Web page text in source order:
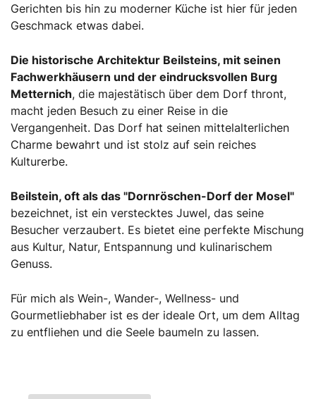
Gerichten bis hin zu moderner Küche ist hier für jeden
Geschmack etwas dabei.
Die historische Architektur Beilsteins, mit seinen
Fachwerkhäusern und der eindrucksvollen Burg
Metternich, die majestätisch über dem Dorf thront,
macht jeden Besuch zu einer Reise in die
Vergangenheit. Das Dorf hat seinen mittelalterlichen
Charme bewahrt und ist stolz auf sein reiches
Kulturerbe.
Beilstein, oft als das "Dornröschen-Dorf der Mosel"
bezeichnet, ist ein verstecktes Juwel, das seine
Besucher verzaubert. Es bietet eine perfekte Mischung
aus Kultur, Natur, Entspannung und kulinarischem
Genuss.
Für mich als Wein-, Wander-, Wellness- und
Gourmetliebhaber ist es der ideale Ort, um dem Alltag
zu entfliehen und die Seele baumeln zu lassen.